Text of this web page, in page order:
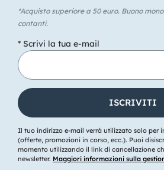
*Acquisto superiore a 50 euro. Buono
contanti.
* Scrivi la tua e-mail
Il tuo indirizzo e-mail verrà utilizzato solo per
(offerte, promozioni in corso, ecc.). Puoi
momento utilizzando il link di cancellazione
newsletter. Maggiori informazioni sulla